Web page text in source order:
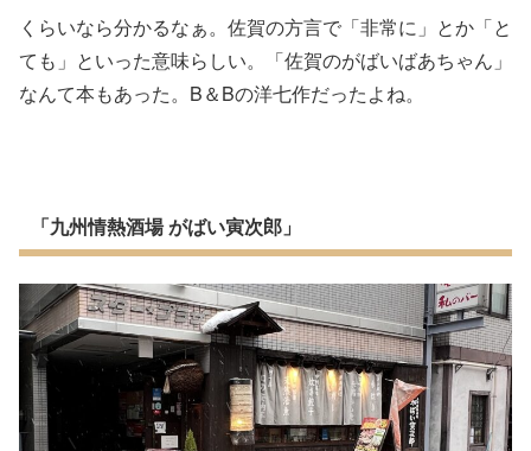
くらいなら分かるなぁ。佐賀の方言で「非常に」とか「と
ても」といった意味らしい。「佐賀のがばいばあちゃん」
なんて本もあった。B＆Bの洋七作だったよね。
「九州情熱酒場 がばい寅次郎」